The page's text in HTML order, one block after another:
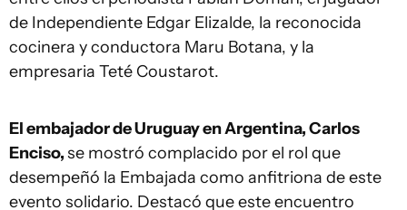
de Independiente Edgar Elizalde, la reconocida
cocinera y conductora Maru Botana, y la
empresaria Teté Coustarot.
El embajador de Uruguay en Argentina, Carlos
Enciso,se mostró complacido por el rol que
desempeñó la Embajada como anfitriona de este
evento solidario. Destacó que este encuentro